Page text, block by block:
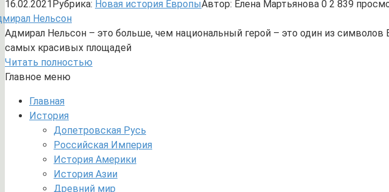
16.02.2021Рубрика: Новая история ЕвропыАвтор: Елена Мартьянова 0 2 839
Адмирал Нельсон – это больше, чем национальный герой – это один из
самых красивых площадей
Читать полностью
Главное меню
Главная
История
Допетровская Русь
Российская Империя
История Америки
История Азии
Древний мир